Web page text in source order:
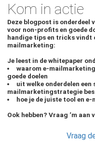
Kom in actie
Deze blogpost is onderdeel
voor non-profits en goede
handige tips en tricks vindt
mailmarketing:
Je leest in de whitepaper
waarom e-
goede doelen
uit welke onderdelen een
mailmarketingstrategie
hoe je de juiste tool en
Ook hebben? Vraag ‘m aan
Vraag